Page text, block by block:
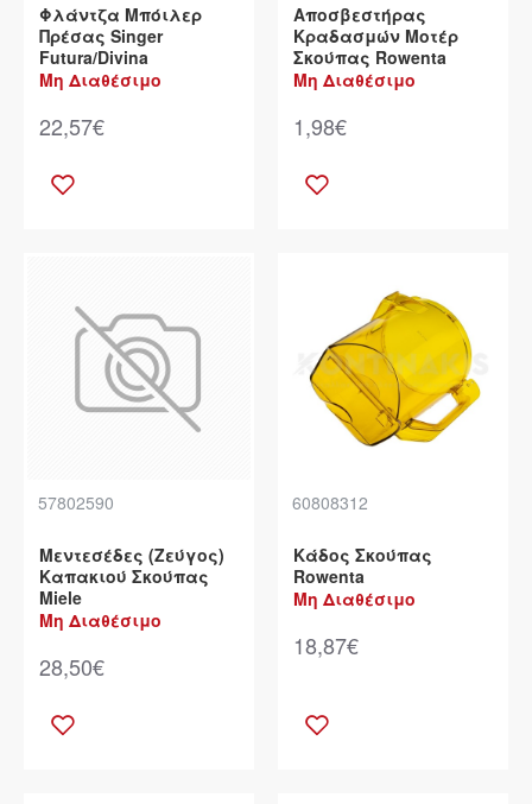
Φλάντζα Μπόιλερ
Πρέσας Singer
Futura/Divina
Μη Διαθέσιμο
22,57€
Αποσβεστήρας
Κραδασμών Μοτέρ
Σκούπας Rowenta
Μη Διαθέσιμο
1,98€
57802590
Μεντεσέδες (Ζεύγος)
Καπακιού Σκούπας
Miele
Μη Διαθέσιμο
28,50€
60808312
Κάδος Σκούπας
Rowenta
Μη Διαθέσιμο
18,87€